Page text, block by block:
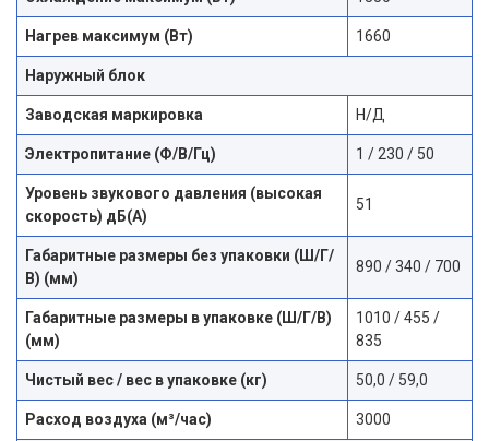
Нагрев максимум (Вт) 1660
Наружный блок
Заводская маркировка Н/Д
Электропитание (Ф/В/Гц) 1 / 230 / 50
Уровень звукового давления (высокая
скорость) дБ(А)
51
Габаритные размеры без упаковки (Ш/Г/
В) (мм)
890 / 340 / 700
Габаритные размеры в упаковке (Ш/Г/В)
(мм)
1010 / 455 /
835
Чистый вес / вес в упаковке (кг) 50,0 / 59,0
Расход воздуха (м³/час) 3000